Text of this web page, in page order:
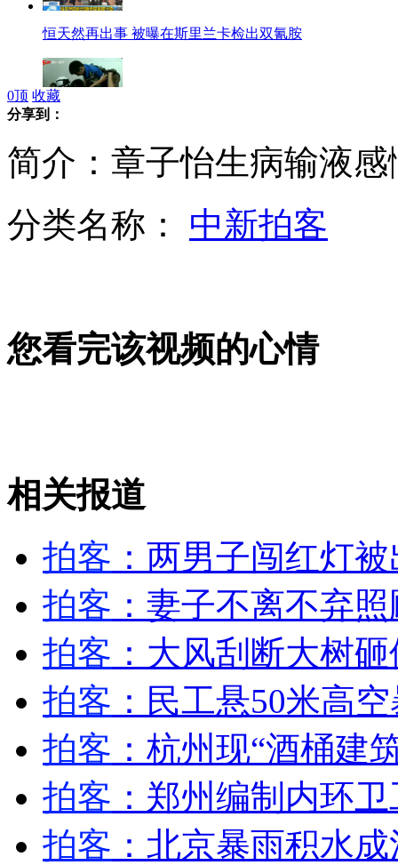
恒天然再出事 被曝在斯里兰卡检出双氰胺
15岁男孩被困电梯 凿壁砸墙求救
女子嫌丈夫车技差自驾 油门当刹车致1死11伤
女孩北京地铁殴打老人 痛下狠手拳打脚踢
外交部：反对强权政治霸凌主义
外交部：有关国家言论片面不公正
0顶 收藏
分享到：
简介：章子怡生病输液
分类名称： 中新拍客
您看完该视频的心情
相关报道
拍客 ：两男子闯红灯
拍客 ：妻子不离不弃
拍客 ：大风刮断大树
拍客 ：民工悬50米高
拍客 ：杭州现“酒桶建
拍客 ：郑州编制内环
拍客 ：北京暴雨积水